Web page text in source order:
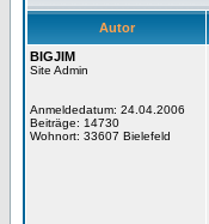
Autor
BIGJIM
Site Admin
Anmeldedatum: 24.04.2006
Beiträge: 14730
Wohnort: 33607 Bielefeld